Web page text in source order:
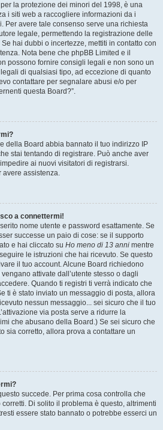
la protezione dei minori del 1998, è una
i siti web a raccogliere informazioni da i
Per avere tale consenso serve una richiesta
legale, permettendo la registrazione delle
hai dubbi o incertezze, mettiti in contatto con
Nota bene che phpBB Limited e il
possono fornire consigli legali e non sono un
di qualsiasi tipo, ad eccezione di quanto
contattare per segnalare abusi e/o per
questa Board?”.
della Board abbia bannato il tuo indirizzo IP
stai tentando di registrare. Può anche aver
ai nuovi visitatori di registrarsi.
avere assistenza.
a connettermi!
nome utente e password esattamente. Se
successe un paio di cose: se il supporto
e hai cliccato su Ho meno di 13 anni mentre
le istruzioni che hai ricevuto. Se questo
il tuo account. Alcune Board richiedono
attivate dall’utente stesso o dagli
Quando ti registri ti verrà indicato che
ti è stato inviato un messaggio di posta, allora
nessun messaggio... sei sicuro che il tuo
via posta serve a ridurre la
che abusano della Board.) Se sei sicuro che
sia corretto, allora prova a contattare un
succede. Per prima cosa controlla che
Di solito il problema è questo, altrimenti
essere stato bannato o potrebbe esserci un